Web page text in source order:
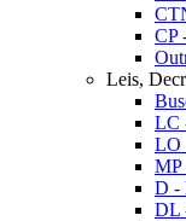
CP
Leis,
LC
LO
MP
D -
DL